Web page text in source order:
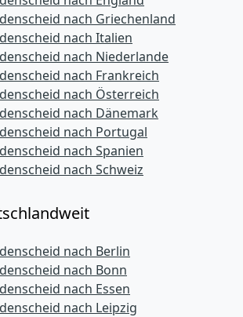
nach Griechenland
nach Italien
nach Niederlande
nach Frankreich
nach Österreich
nach Dänemark
nach Portugal
nach Spanien
nach Schweiz
nach Berlin
nach Bonn
nach Essen
nach Leipzig